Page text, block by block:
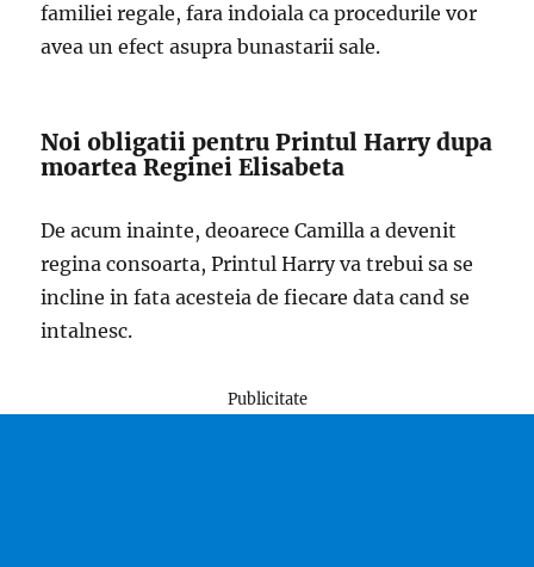
familiei regale, fara indoiala ca procedurile vor
avea un efect asupra bunastarii sale.
Noi obligatii pentru Printul Harry dupa
moartea Reginei Elisabeta
De acum inainte, deoarece Camilla a devenit
regina consoarta, Printul Harry va trebui sa se
incline in fata acesteia de fiecare data cand se
intalnesc.
Publicitate